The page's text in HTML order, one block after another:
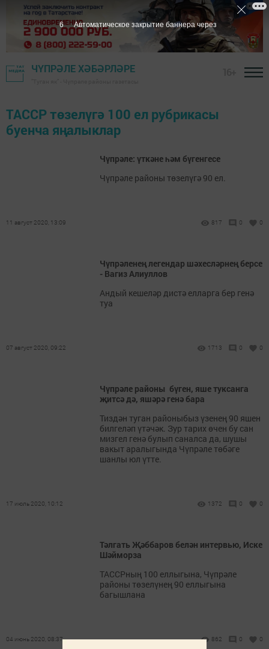
ЧҮПРӘЛЕ ХӘБӘРЛӘРЕ
ТАССР төзелүгә 100 ел рубрикасы
буенча яңалыклар
Чүпрәле: үткәне һәм бүгенгесе
Чүпрәле районы төзелүгә 90 ел.
11 август 2020, 13:09 817 0 0
Чүпрәленең легендар шәхесләрнең берсе
- Вагиз Алиуллов
Андый кешеләр дистә елларга бер генә
туа
07 август 2020, 09:22 1713 0 0
Чүпрәле районы бүген, яше туксанга
җитсә дә, яшәрә генә бара
Тиздән туган районыбыз үзенең 90 яшен
билгеләп үтәчәк. Зур тарих өчен бу сан
мизгел генә булып саналса да, шушы
вакыт аралыгында Чүпрәле төбәге
шанлы юл үтте.
17 июль 2020, 10:12 1372 0 0
Тәлгать Җәббаров белән интервью, Иске
Шәйморза
ТАССРның 100 еллыгына, Чүпрәле
районы төзелүнең 90 еллыгына
багышлана
04 июнь 2020, 08:37 862 0 0
6 Автоматическое закрытие баннера через